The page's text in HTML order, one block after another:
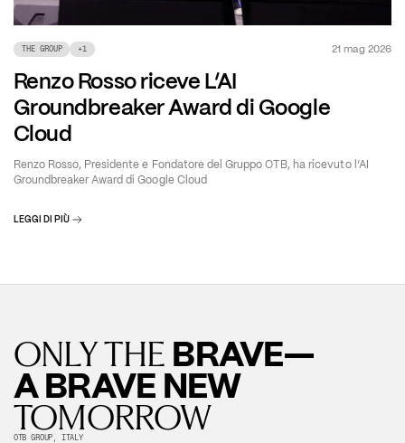
THE GROUP +1 21 mag 2026
Renzo Rosso riceve L’AI
Groundbreaker Award di Google
Cloud
Renzo Rosso, Presidente e Fondatore del Gruppo OTB, ha ricevuto l’AI
Groundbreaker Award di Google Cloud
LEGGI DI PIÙ
ONLY THE BRAVE—
A BRAVE NEW
TOMORROW
OTB GROUP, ITALY